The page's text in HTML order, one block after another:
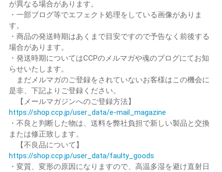
が異なる場合があります。
・一部ブログ等でエフェクト処理をしている画像がありま
す。
・商品の発送時期はあくまで目安ですので予告なく前後する
場合があります。
・発送時期についてはCCPのメルマガや魂のブログにてお知
らせいたします。
まだメルマガのご登録をされていないお客様はこの機会に
是非、下記よりご登録ください。
【メールマガジンへのご登録方法】
https://shop.ccp.jp/user_data/e-mail_magazine
・不良と判断した物は、送料を弊社負担で新しい製品と交換
または修正致します。
【不良品について】
https://shop.ccp.jp/user_data/faulty_goods
・変質、変形の原因になりますので、高温多湿を避け直射日